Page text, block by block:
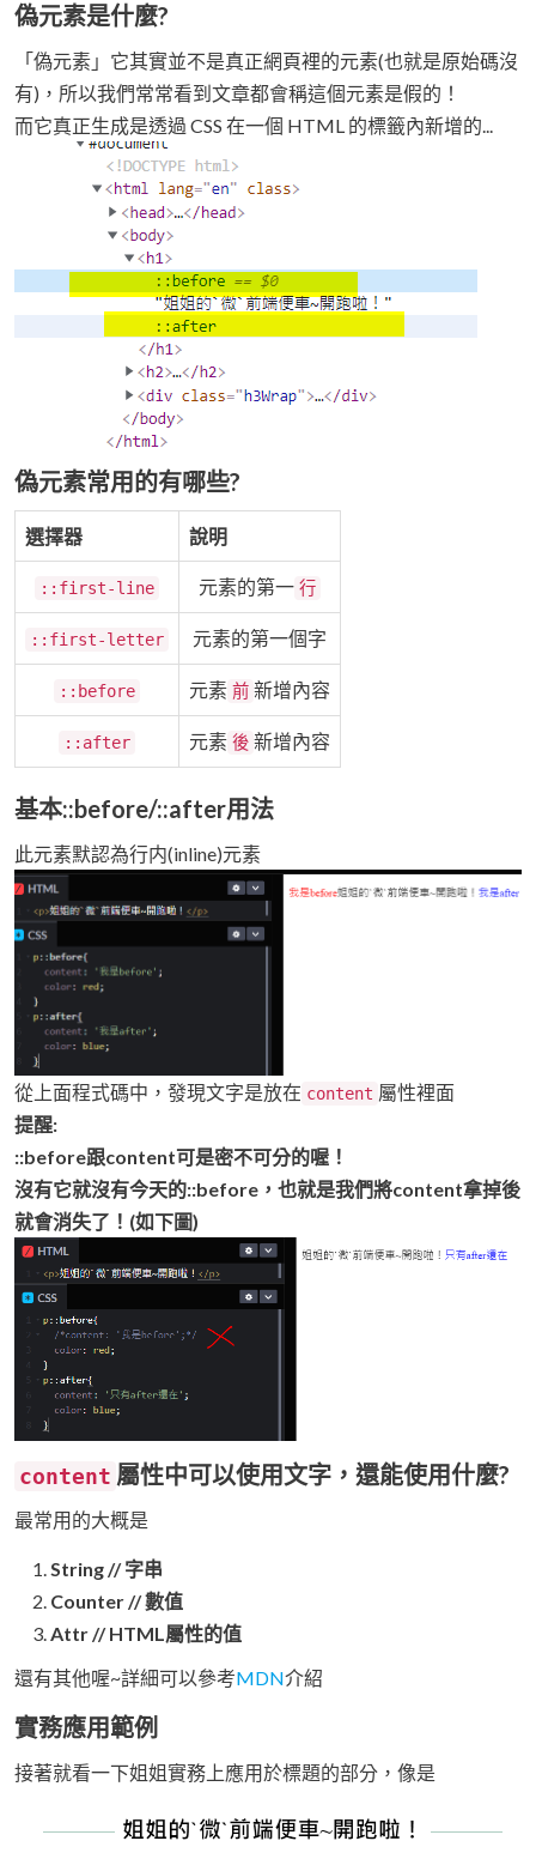
偽元素是什麼?
「偽元素」它其實並不是真正網頁裡的元素(也就是原始碼沒
有)，所以我們常常看到文章都會稱這個元素是假的！
而它真正生成是透過 CSS 在一個 HTML 的標籤內新增的...
偽元素常用的有哪些?
選擇器 說明
::first-line 元素的第一 行
::first-letter 元素的第一個字
::before 元素 前 新增內容
::after 元素 後 新增內容
基本::before/::after用法
此元素默認為行内(inline)元素
從上面程式碼中，發現文字是放在 content 屬性裡面
提醒:
::before跟content可是密不可分的喔！
沒有它就沒有今天的::before，也就是我們將content拿掉後
就會消失了！(如下圖)
content 屬性中可以使用文字，還能使用什麼?
最常用的大概是
String // 字串
Counter // 數值
Attr // HTML屬性的值
還有其他喔~詳細可以參考MDN介紹
實務應用範例
接著就看一下姐姐實務上應用於標題的部分，像是